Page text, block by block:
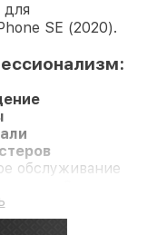
SE (2020).
обслуживание